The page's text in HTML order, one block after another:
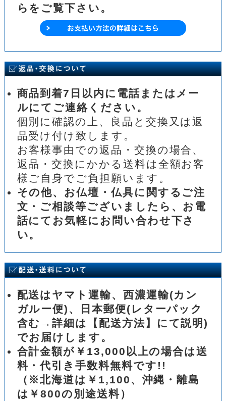
らをご覧下さい。
商品到着7日以内に電話またはメー
ルにてご連絡ください。
個別に確認の上、良品と交換又は返
品受け付け致します。
お客様事由での返品・交換の場合、
返品・交換にかかる送料は全額お客
様ご自身でご負担願います。
その他、お仏壇・仏具に関するご注
文・ご相談等ございましたら、お電
話にてお気軽にお問い合わせ下さ
い。
配送はヤマト運輸、西濃運輸(カン
ガルー便)、日本郵便(レターパック
含む→詳細は【配送方法】にて説明)
でお届けします。
合計金額が￥13,000以上の場合は送
料・代引き手数料無料です!!
（※北海道は￥1,100、沖縄・離島
は￥800の別途送料）